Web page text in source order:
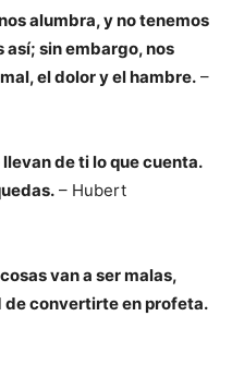
alumbra, y no tenemos
sin embargo, nos
el dolor y el hambre. –
de ti lo que cuenta.
– Hubert
van a ser malas,
de convertirte en profeta.